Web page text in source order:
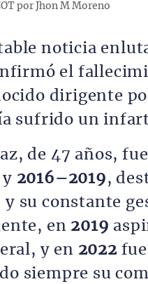
por Jhon M Moreno
noticia
el
dirigente
sufrido un
de 47 años,
y 2016–2019,
su constante
en 2019
y en 2022fue
siempre su